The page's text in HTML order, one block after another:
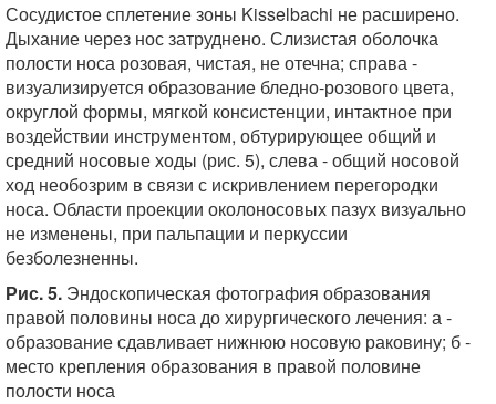
Сосудистое сплетение зоны Kisselbachi не расширено.
Дыхание через нос затруднено. Слизистая оболочка
полости носа розовая, чистая, не отечна; справа -
визуализируется образование бледно-розового цвета,
округлой формы, мягкой консистенции, интактное при
воздействии инструментом, обтурирующее общий и
средний носовые ходы (рис. 5), слева - общий носовой
ход необозрим в связи с искривлением перегородки
носа. Области проекции околоносовых пазух визуально
не изменены, при пальпации и перкуссии
безболезненны.
Рис. 5. Эндоскопическая фотография образования
правой половины носа до хирургического лечения: а -
образование сдавливает нижнюю носовую раковину; б -
место крепления образования в правой половине
полости носа